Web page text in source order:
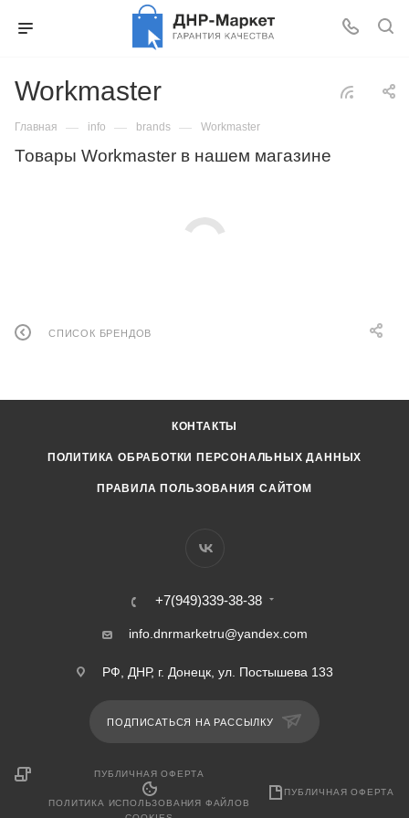
Workmaster
Главная — info — brands — Workmaster
Товары Workmaster в нашем магазине
СПИСОК БРЕНДОВ
КОНТАКТЫ
ПОЛИТИКА ОБРАБОТКИ ПЕРСОНАЛЬНЫХ ДАННЫХ
ПРАВИЛА ПОЛЬЗОВАНИЯ САЙТОМ
+7(949)339-38-38
info.dnrmarketru@yandex.com
РФ, ДНР, г. Донецк, ул. Постышева 133
ПОДПИСАТЬСЯ НА РАССЫЛКУ
ПУБЛИЧНАЯ ОФЕРТА
ПОЛИТИКА ИСПОЛЬЗОВАНИЯ ФАЙЛОВ
ПУБЛИЧНАЯ ОФЕРТА